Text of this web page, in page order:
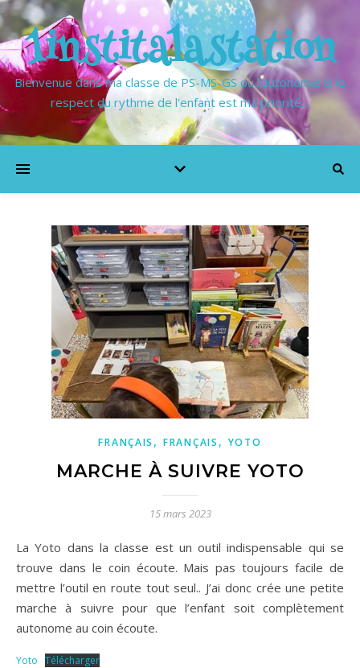
1institalastation
Bienvenue dans ma classe de PS-MS-GS où l'autonomie & le
respect du rythme de l'enfant est ma priorité…
FRANÇAIS ,FRANÇAIS , YOTO
MARCHE À SUIVRE YOTO
15 mars 2023
La Yoto dans la classe est un outil indispensable qui se
trouve dans le coin écoute. Mais pas toujours facile de
mettre l’outil en route tout seul.. J’ai donc crée une petite
marche à suivre pour que l’enfant soit complètement
autonome au coin écoute.
Yoto Télécharger